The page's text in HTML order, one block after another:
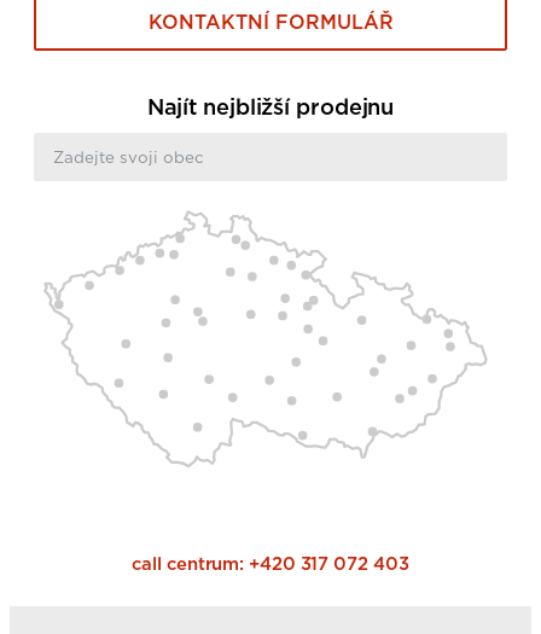
KONTAKTNÍ FORMULÁŘ
Najít nejbližší prodejnu
call centrum: +420 317 072 403